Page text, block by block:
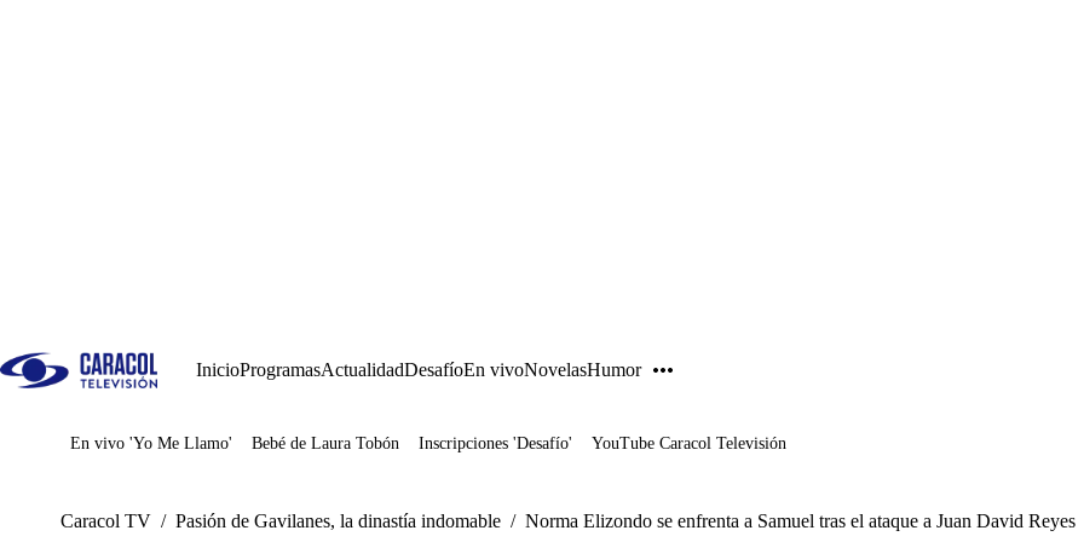
InicioProgramasActualidadDesafíoEn vivoNovelasHumor
Juegos
En vivo 'Yo Me Llamo' Bebé de Laura Tobón Inscripciones 'Desafío' YouTube Caracol Televisión
Caracol TV / Pasión de Gavilanes, la dinastía indomable / Norma Elizondo se enfrenta a Samuel tras el ataque a Juan David Reyes